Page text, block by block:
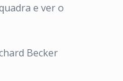
e ver o
Becker